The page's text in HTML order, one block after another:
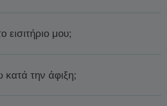
μου;
τη διαθεσιμότητα, θα σας
την άφιξη;